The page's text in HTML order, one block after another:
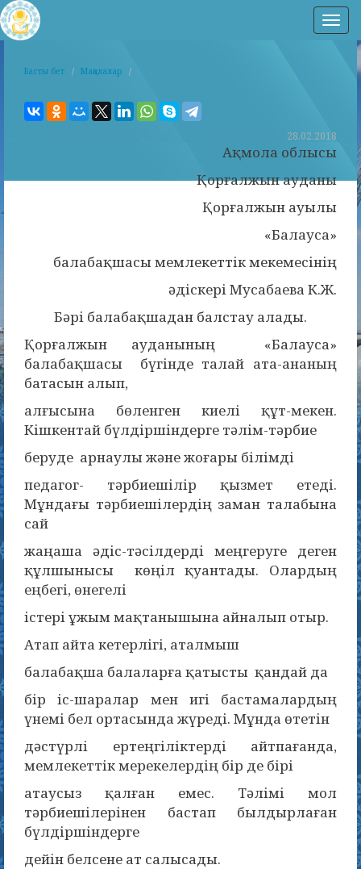
Басты бет Мақалалар
28.02.2018
Ақмола облысы
Қорғалжын ауданы
Қорғалжын ауылы
«Балауса»
балабақшасы мемлекеттік мекемесінің
әдіскері Мусабаева К.Ж.
Бәрі балабақшадан балстау алады.
Қорғалжын ауданының «Балауса»
балабақшасы бүгінде талай ата-ананың
батасын алып,
алғысына бөленген киелі құт-мекен.
Кішкентай бүлдіршіндерге тәлім-тәрбие
беруде арнаулы және жоғары білімді
педагог- тәрбиешілір қызмет етеді.
Мұндағы тәрбиешілердің заман талабына
сай
жаңаша әдіс-тәсілдерді меңгеруге деген
құлшынысы көңіл қуантады. Олардың
еңбегі, өнегелі
істері ұжым мақтанышына айналып отыр.
Атап айта кетерлігі, аталмыш
балабақша балаларға қатысты қандай да
бір іс-шаралар мен игі бастамалардың
үнемі бел ортасында жүреді. Мұнда өтетін
дәстүрлі ертеңгіліктерді айтпағанда,
мемлекеттік мерекелердің бір де бірі
атаусыз қалған емес. Тәлімі мол
тәрбиешілерінен бастап былдырлаған
бүлдіршіндерге
дейін белсене ат салысады.